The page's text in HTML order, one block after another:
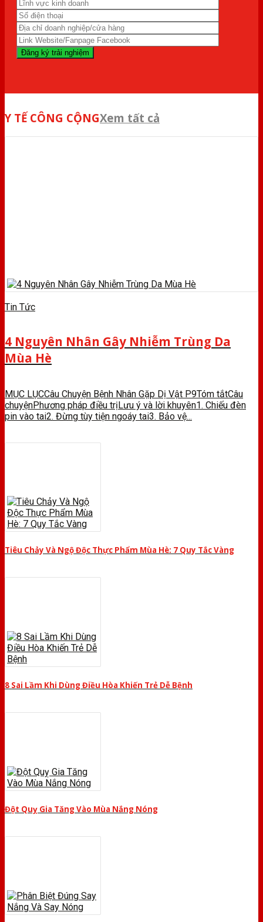
Y TẾ CÔNG CỘNGXem tất cả
Tin Tức
4 Nguyên Nhân Gây Nhiễm Trùng Da
Mùa Hè
MỤC LỤCCâu Chuyện Bệnh Nhân Gặp Dị Vật P9Tóm tắtCâu
chuyệnPhương pháp điều trịLưu ý và lời khuyên1. Chiếu đèn
pin vào tai2. Đừng tùy tiện ngoáy tai3. Bảo vệ...
Tiêu Chảy Và Ngộ Độc Thực Phẩm Mùa Hè: 7 Quy Tắc Vàng
8 Sai Lầm Khi Dùng Điều Hòa Khiến Trẻ Dễ Bệnh
Đột Quỵ Gia Tăng Vào Mùa Nắng Nóng